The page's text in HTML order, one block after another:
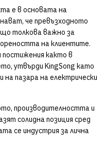
е в основата на
че превъзходното
толкова важно за
на клиентите.
постижения както в
утвърди KingSong като
пазара на електрически
производителността и
солидна позиция сред
се индустрия за лична